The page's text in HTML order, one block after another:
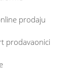
prodaju
prodavaonici